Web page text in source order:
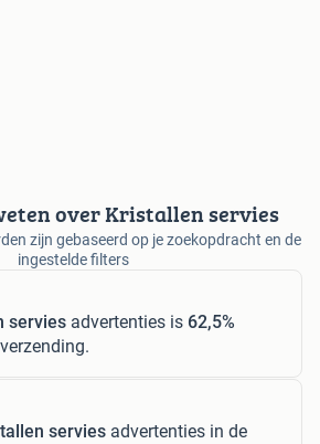
over Kristallen servies
zijn gebaseerd op je zoekopdracht en de
ingestelde filters
servies advertenties is 62,5%
servies advertenties in de